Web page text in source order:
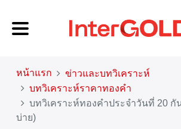
หน้าแรก
ข่าวและบทวิเคราะห์
บทวิเคราะห์ราคาทองคำ
บทวิเคราะห์ทองคำประจำวันที่ 20 กั
บ่าย)